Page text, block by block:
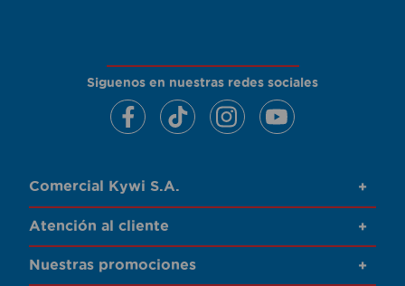
Siguenos en nuestras redes sociales
Comercial Kywi S.A. +
Atención al cliente +
Nuestras promociones +